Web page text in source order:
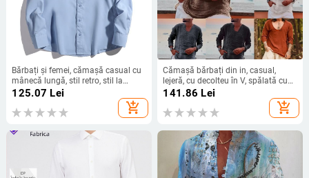
Bărbați și femei, cămașă casual cu
mânecă lungă, stil retro, stil la
modă, culoare solidă, stil simplu,
125.07 Lei
add_shopping_cart
Cămașă bărbați din in, casual,
lejeră, cu decolteu în V, spălată cu
abraziv, cu mânecă lungă
141.86 Lei
add_shopping_cart